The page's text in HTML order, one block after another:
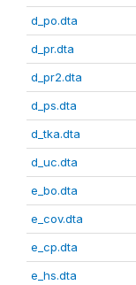
d_po.dta
d_pr.dta
d_pr2.dta
d_ps.dta
d_tka.dta
d_uc.dta
e_bo.dta
e_cov.dta
e_cp.dta
e_hs.dta